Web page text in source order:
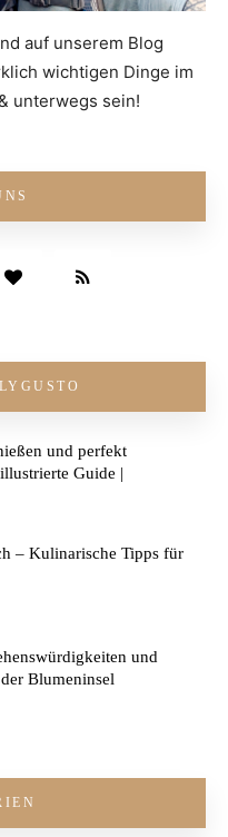
auf unserem Blog
wichtigen Dinge im
unterwegs sein!
und perfekt
Guide |
– Kulinarische Tipps für
und
Blumeninsel